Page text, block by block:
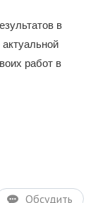
в
работ в
Обсудить